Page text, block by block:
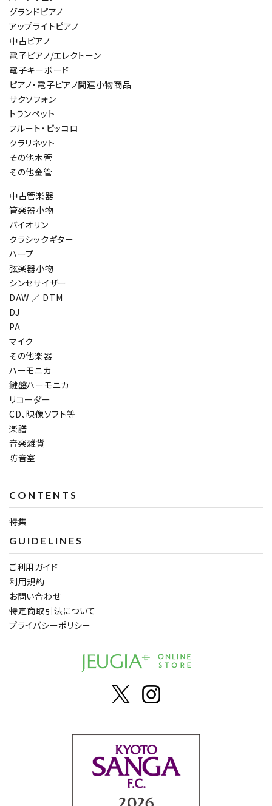
グランドピアノ
アップライトピアノ
中古ピアノ
電子ピアノ/エレクトーン
電子キーボード
ピアノ・電子ピアノ関連小物商品
サクソフォン
トランペット
フルート・ピッコロ
クラリネット
その他木管
その他金管
中古管楽器
管楽器小物
バイオリン
クラシックギター
ハープ
弦楽器小物
シンセサイザー
DAW ／ DTM
DJ
PA
マイク
その他楽器
ハーモニカ
鍵盤ハーモニカ
リコーダー
CD、映像ソフト等
楽譜
音楽雑貨
防音室
CONTENTS
特集
GUIDELINES
ご利用ガイド
利用規約
お問い合わせ
特定商取引法について
プライバシーポリシー